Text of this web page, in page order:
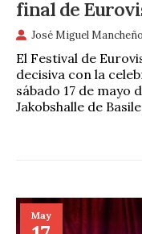
final de
José Miguel Mancheño
El Festival de
decisiva con la
sábado 17 de mayo
Jakobshalle de
May